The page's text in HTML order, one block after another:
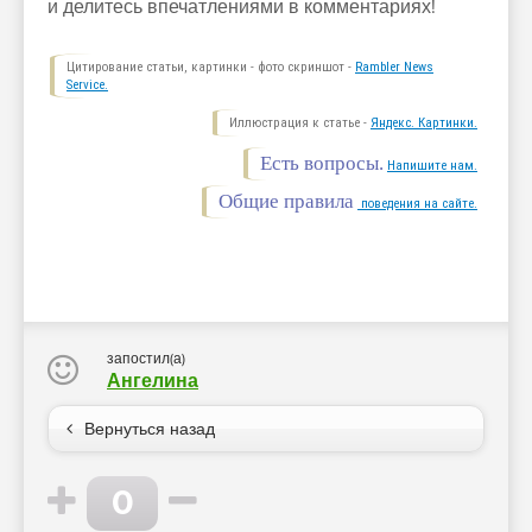
и делитесь впечатлениями в комментариях!
Цитирование статьи, картинки - фото скриншот - Rambler News
Service.
Иллюстрация к статье - Яндекс. Картинки.
Есть вопросы. Напишите нам.
Общие правила поведения на сайте.
запостил(а)
Ангелина
Вернуться назад
0